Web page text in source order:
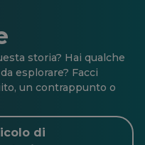
storia? Hai qualche
esplorare? Facci
un contrappunto o
di